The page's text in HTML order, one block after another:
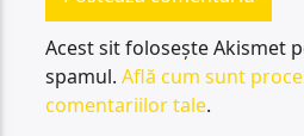
Acest sit folosește Akismet
spamul.Află cum sunt
comentariilor tale.